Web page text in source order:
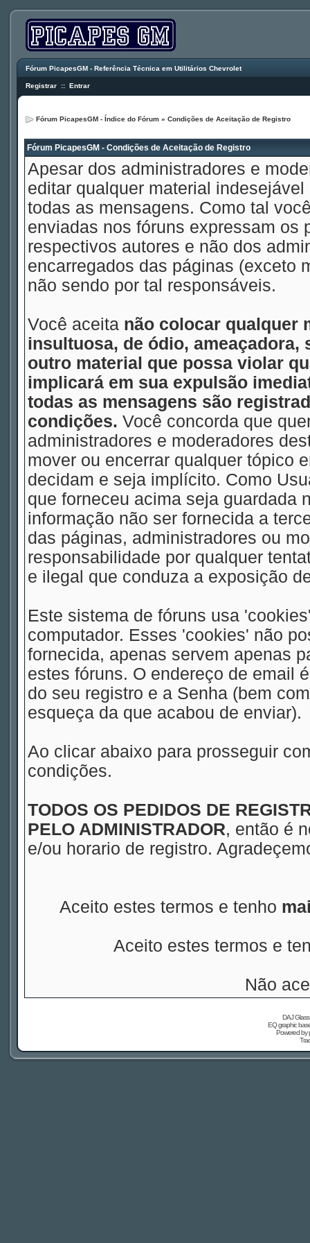
Fórum PicapesGM - Referência Técnica em Utilitários Chevrolet
Registrar :: Entrar
Fórum PicapesGM - Índice do Fórum » Condições de Aceitação de Registro
Fórum PicapesGM - Condições de Aceitação de Registro
Apesar dos administradores e
editar qualquer material
todas as mensagens. Como tal
enviadas nos fóruns expressam os
respectivos autores e não dos
encarregados das páginas (exceto
não sendo por tal responsáveis.
Você aceita não colocar qualquer
insultuosa, de ódio,
outro material que possa violar
implicará em sua expulsão
todas as mensagens são
condições. Você concorda que
administradores e moderadores
mover ou encerrar qualquer tópico
decidam e seja implícito. Como
que forneceu acima seja guardada
informação não ser fornecida a
das páginas, administradores ou
responsabilidade por qualquer
e ilegal que conduza a exposição
Este sistema de fóruns usa
computador. Esses 'cookies' não
fornecida, apenas servem apenas
estes fóruns. O endereço de email
do seu registro e a Senha (bem
esqueça da que acabou de enviar).
Ao clicar abaixo para prosseguir
condições.
TODOS OS PEDIDOS DE
PELO ADMINISTRADOR, então é
e/ou horario de registro.
Aceito estes termos e tenho
Aceito estes termos e
Não
DAJ
EQ graphic
Powered by